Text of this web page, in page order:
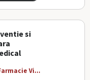
si
Vi...